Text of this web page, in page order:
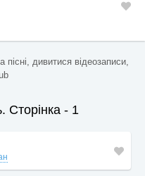
дивитися відеозаписи,
Сторінка - 1